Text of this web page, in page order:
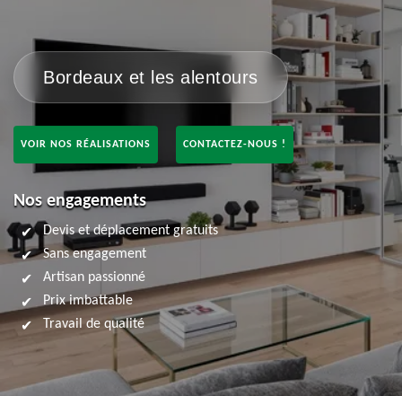
Bordeaux et les alentours
VOIR NOS RÉALISATIONS CONTACTEZ-NOUS !
Nos engagements
Devis et déplacement gratuits
Sans engagement
Artisan passionné
Prix imbattable
Travail de qualité